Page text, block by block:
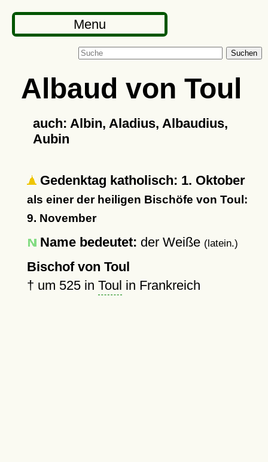
Menu
Suchen
Albaud von Toul
auch: Albin, Aladius, Albaudius,
Aubin
Gedenktag katholisch: 1. Oktober
als einer der heiligen Bischöfe von Toul:
9. November
Name bedeutet: der Weiße (latein.)
Bischof von Toul
† um 525in Toul in Frankreich